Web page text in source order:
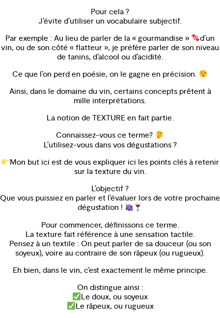
Pour cela ?
J’évite d’utiliser un vocabulaire subjectif.
Par exemple : Au lieu de parler de la « gourmandise »
d’un
vin, ou de son côté « flatteur », je préfère parler de son niveau
de tanins, d’alcool ou d’acidité.
Ce que l’on perd en poésie, on le gagne en précision.
Ainsi, dans le domaine du vin, certains concepts prêtent à
mille interprétations.
La notion de TEXTURE en fait partie.
Connaissez-vous ce terme?
L’utilisez-vous dans vos dégustations ?
Mon but ici est de vous expliquer ici les points clés à retenir
sur la texture du vin.
L’objectif ?
Que vous puissiez en parler et l’évaluer lors de votre prochaine
dégustation !
Pour commencer, définissons ce terme.
La texture fait référence à une sensation tactile.
Pensez à un textile : On peut parler de sa douceur (ou son
soyeux), voire au contraire de son râpeux (ou rugueux).
Eh bien, dans le vin, c’est exactement le même principe.
On distingue ainsi :
Le doux, ou soyeux
Le râpeux, ou rugueux